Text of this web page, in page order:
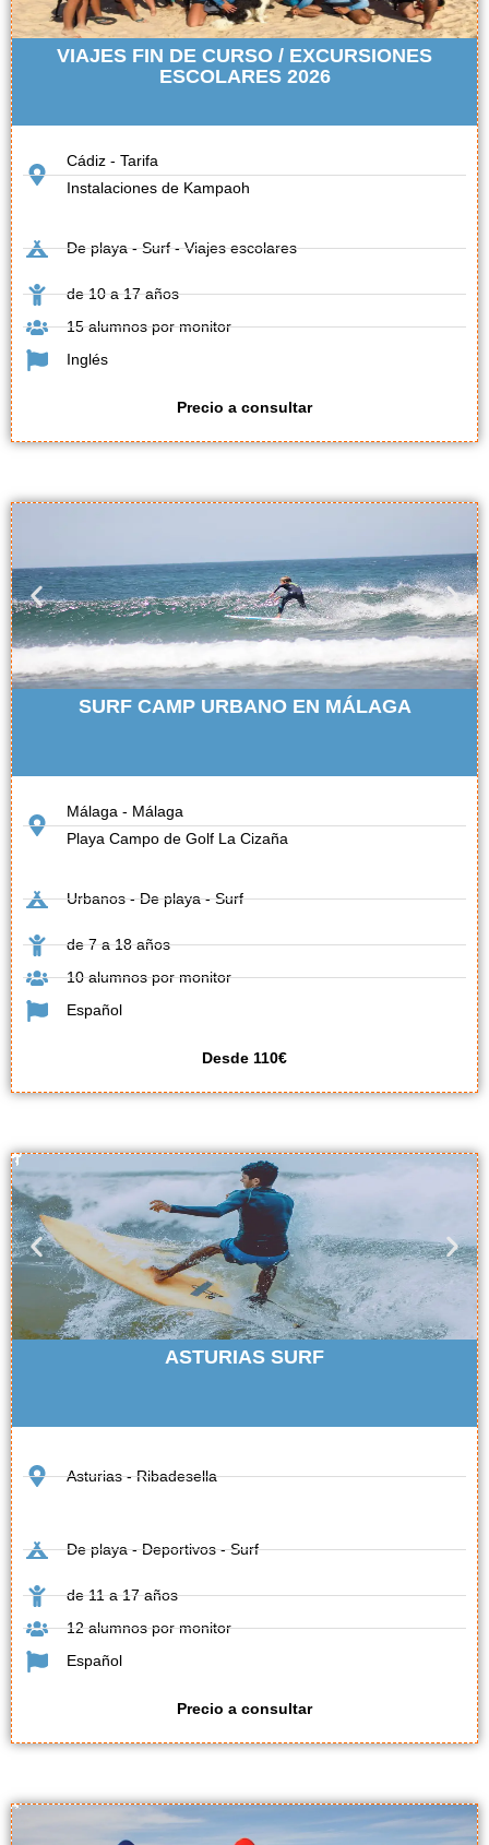
VIAJES FIN DE CURSO / EXCURSIONES
ESCOLARES 2026
Cádiz - Tarifa
Instalaciones de Kampaoh
De playa - Surf - Viajes escolares
de 10 a 17 años
15 alumnos por monitor
Inglés
Precio a consultar
SURF CAMP URBANO EN MÁLAGA
Málaga - Málaga
Playa Campo de Golf La Cizaña
Urbanos - De playa - Surf
de 7 a 18 años
10 alumnos por monitor
Español
Desde 110€
ASTURIAS SURF
Asturias - Ribadesella
De playa - Deportivos - Surf
de 11 a 17 años
12 alumnos por monitor
Español
Precio a consultar